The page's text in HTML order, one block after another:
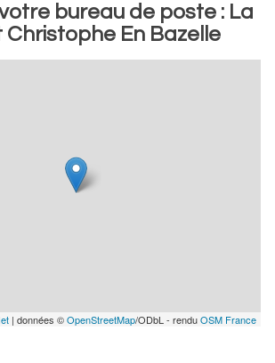
bureau de poste : La
Christophe En Bazelle
| données ©OpenStreetMap/ODbL - renduOSM France